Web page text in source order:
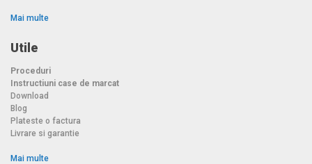
Mai multe
Utile
Proceduri
Instructiuni case de marcat
Download
Blog
Plateste o factura
Livrare si garantie
Mai multe